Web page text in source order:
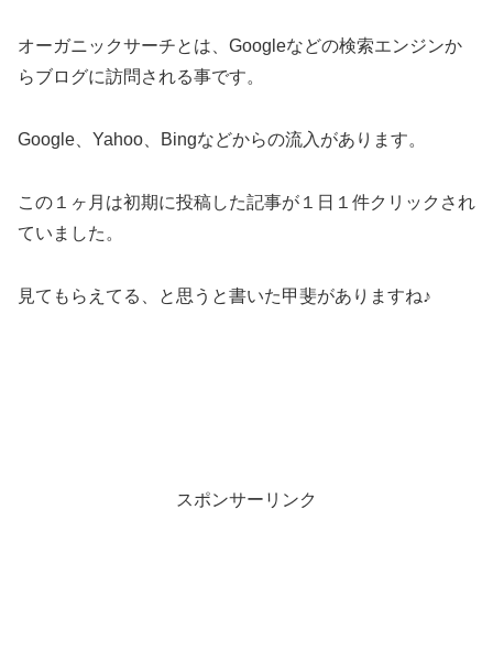
オーガニックサーチとは、Googleなどの検索エンジンか
らブログに訪問される事です。
Google、Yahoo、Bingなどからの流入があります。
この１ヶ月は初期に投稿した記事が１日１件クリックされ
ていました。
見てもらえてる、と思うと書いた甲斐がありますね♪
スポンサーリンク